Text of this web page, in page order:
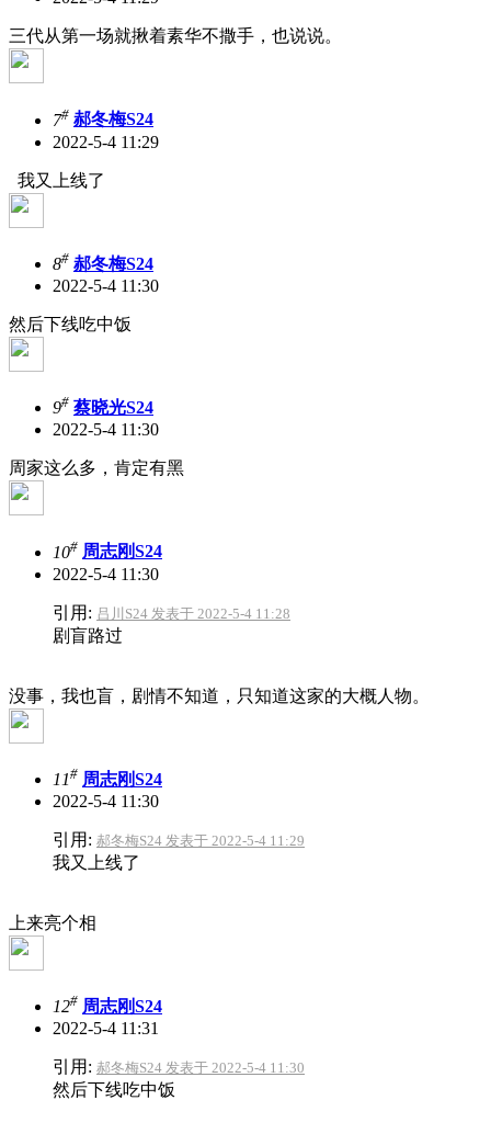
三代从第一场就揪着素华不撒手，也说说。
7# 郝冬梅S24
2022-5-4 11:29
我又上线了
8# 郝冬梅S24
2022-5-4 11:30
然后下线吃中饭
9# 蔡晓光S24
2022-5-4 11:30
周家这么多，肯定有黑
10# 周志刚S24
2022-5-4 11:30
引用: 吕川S24 发表于 2022-5-4 11:28
剧盲路过
没事，我也盲，剧情不知道，只知道这家的大概人物。
11# 周志刚S24
2022-5-4 11:30
引用: 郝冬梅S24 发表于 2022-5-4 11:29
我又上线了
上来亮个相
12# 周志刚S24
2022-5-4 11:31
引用: 郝冬梅S24 发表于 2022-5-4 11:30
然后下线吃中饭